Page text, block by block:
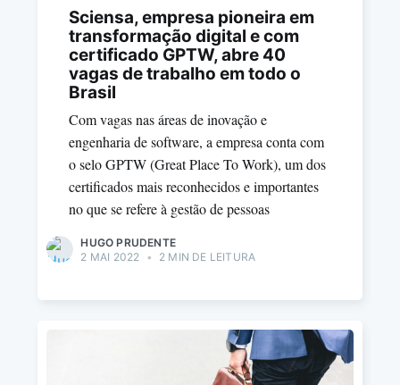
Sciensa, empresa pioneira em
transformação digital e com
certificado GPTW, abre 40
vagas de trabalho em todo o
Brasil
Com vagas nas áreas de inovação e
engenharia de software, a empresa conta com
o selo GPTW (Great Place To Work), um dos
certificados mais reconhecidos e importantes
no que se refere à gestão de pessoas
HUGO PRUDENTE
2 MAI 2022 • 2 MIN DE LEITURA